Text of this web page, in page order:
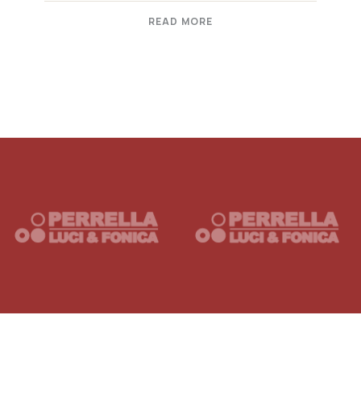
READ MORE